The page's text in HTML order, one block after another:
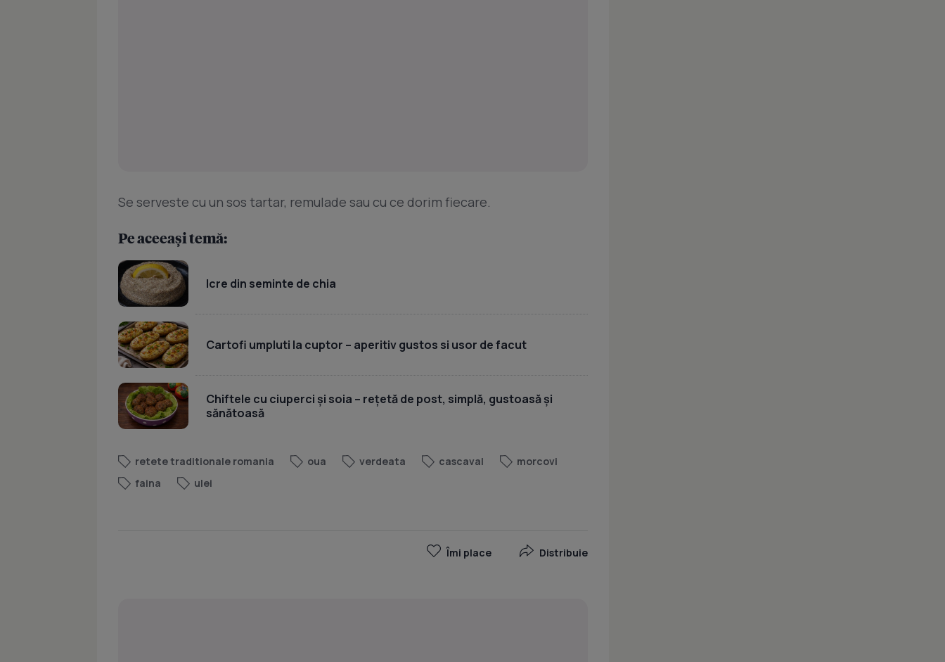
Se serveste cu un sos tartar, remulade sau cu ce dorim fiecare.
Pe aceeași temă:
Icre din seminte de chia
Cartofi umpluti la cuptor – aperitiv gustos si usor de facut
Chiftele cu ciuperci și soia – rețetă de post, simplă, gustoasă și
sănătoasă
retete traditionale romania oua verdeata cascaval
morcovi
faina
ulei
Îmi place Distribuie